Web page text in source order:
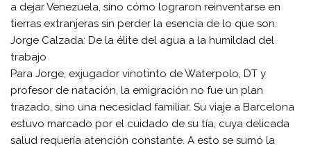
a dejar Venezuela, sino cómo lograron reinventarse en
tierras extranjeras sin perder la esencia de lo que son.
​Jorge Calzada: De la élite del agua a la humildad del
trabajo
​Para Jorge, exjugador vinotinto de Waterpolo, DT y
profesor de natación, la emigración no fue un plan
trazado, sino una necesidad familiar. Su viaje a Barcelona
estuvo marcado por el cuidado de su tía, cuya delicada
salud requería atención constante. A esto se sumó la